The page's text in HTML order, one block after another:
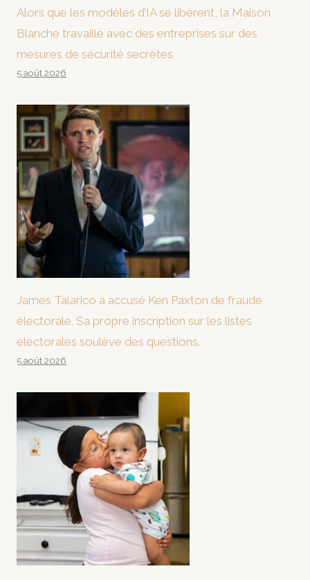
Alors que les modèles d’IA se libèrent, la Maison
Blanche travaille avec des entreprises sur des
mesures de sécurité secrètes
5 août 2026
James Talarico a accusé Ken Paxton de fraude
électorale. Sa propre inscription sur les listes
électorales soulève des questions.
5 août 2026